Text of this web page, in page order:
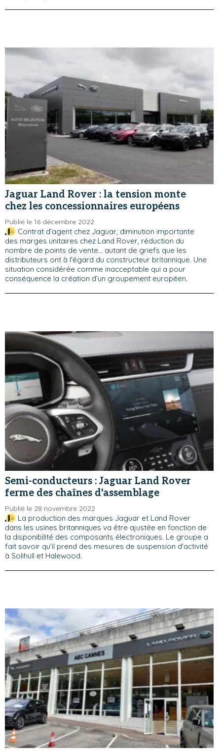
Jaguar Land Rover : la tension monte
chez les concessionnaires européens
Publié le 16 décembre 2022
Contrat d’agent chez Jaguar, diminution importante
des marges unitaires chez Land Rover, réduction du
nombre de points de vente... autant de griefs que les
distributeurs ont à l'égard du constructeur britannique. Une
situation considérée comme inacceptable qui a pour
conséquence la création d’un groupement européen.
Semi-conducteurs : Jaguar Land Rover
ferme des chaînes d'assemblage
Publié le 28 novembre 2022
La production des marques Jaguar et Land Rover
dans les usines britanniques va être ajustée en fonction de
la disponibilité des composants électroniques. Le groupe a
fait savoir qu'il prend des mesures de suspension d'activité
à Solihull et Halewood.